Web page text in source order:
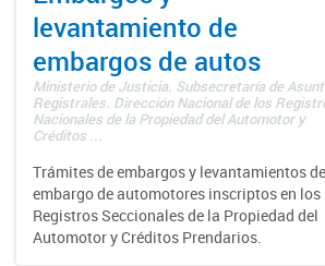
levantamiento de
embargos de autos
Ministerio de Justicia. Subsecretaría de
Registrales. Dirección Nacional de los
Nacionales de la Propiedad del Automotor y
Créditos ...
Trámites de embargos y levantamientos de
embargo de automotores inscriptos en los
Registros Seccionales de la Propiedad del
Automotor y Créditos Prendarios.